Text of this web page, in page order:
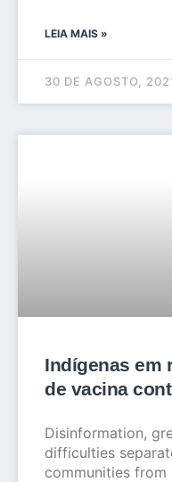
LEIA MAIS »
30 DE AGOSTO,
Indígenas em
de vacina
Disinformation,
difficulties
communities